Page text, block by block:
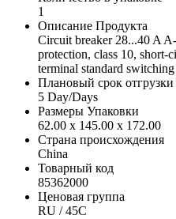
1
Описание Продукта
Circuit breaker 28...40 A
protection, class 10, short-
terminal standard
Плановый срок отгрузки
5 Day/Days
Размеры Упаковки
62.00 x 145.00 x 172.00
Страна происхождения
China
Товарный код
85362000
Ценовая группа
RU / 45C